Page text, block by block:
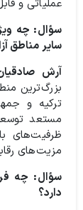
عملیاتی و
سؤال: چه
سایر مناطق
آرش
بزرگ‌ترین
ترکیه و
مستعد
ظرفیت‌های
مزیت‌های
سؤال: چه
دارد؟